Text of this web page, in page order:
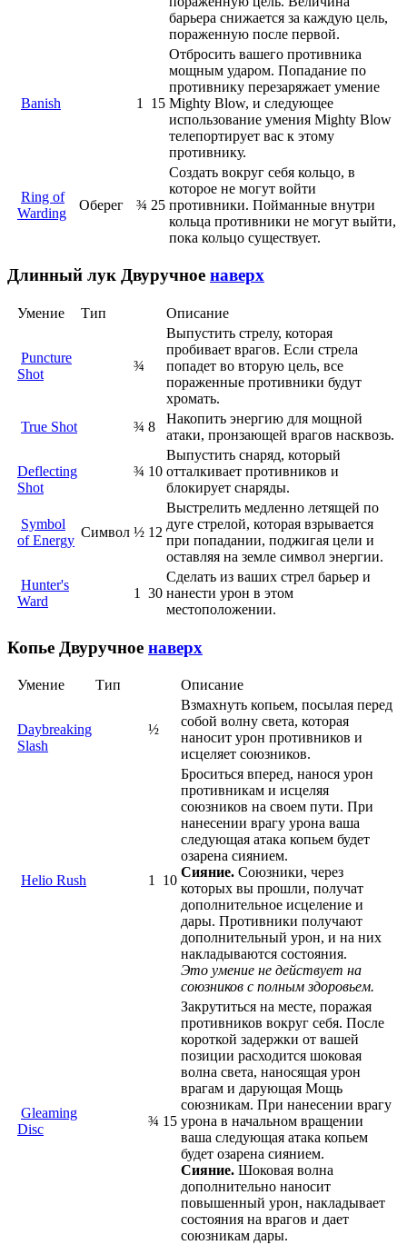
барьера снижается за каждую цель,
пораженную после первой.
Banish 1 15
Отбросить вашего противника
мощным ударом. Попадание по
противнику перезаряжает умение
Mighty Blow, и следующее
использование умения Mighty Blow
телепортирует вас к этому
противнику.
Ring of
Warding
Оберег ¾ 25
Создать вокруг себя кольцо, в
которое не могут войти
противники. Пойманные внутри
кольца противники не могут выйти,
пока кольцо существует.
Длинный лук Двуручное наверх
Умение Тип Описание
Puncture
Shot
¾
Выпустить стрелу, которая
пробивает врагов. Если стрела
попадет во вторую цель, все
пораженные противники будут
хромать.
True Shot
¾ 8
Накопить энергию для мощной
атаки, пронзающей врагов насквозь.
Deflecting
Shot
¾ 10
Выпустить снаряд, который
отталкивает противников и
блокирует снаряды.
Symbol
of Energy
Символ ½ 12
Выстрелить медленно летящей по
дуге стрелой, которая взрывается
при попадании, поджигая цели и
оставляя на земле символ энергии.
Hunter's
Ward
1 30
Сделать из ваших стрел барьер и
нанести урон в этом
местоположении.
Копье Двуручное наверх
Умение Тип Описание
Daybreaking
Slash
½
Взмахнуть копьем, посылая перед
собой волну света, которая
наносит урон противников и
исцеляет союзников.
Helio Rush 1 10
Броситься вперед, нанося урон
противникам и исцеляя
союзников на своем пути. При
нанесении врагу урона ваша
следующая атака копьем будет
озарена сиянием.
Сияние. Союзники, через
которых вы прошли, получат
дополнительное исцеление и
дары. Противники получают
дополнительный урон, и на них
накладываются состояния.
Это умение не действует на
союзников с полным здоровьем.
Gleaming
Disc
¾ 15
Закрутиться на месте, поражая
противников вокруг себя. После
короткой задержки от вашей
позиции расходится шоковая
волна света, наносящая урон
врагам и дарующая Мощь
союзникам. При нанесении врагу
урона в начальном вращении
ваша следующая атака копьем
будет озарена сиянием.
Сияние. Шоковая волна
дополнительно наносит
повышенный урон, накладывает
состояния на врагов и дает
союзникам дары.